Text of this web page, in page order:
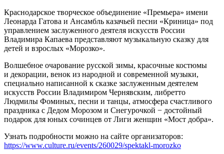
Краснодарское творческое объединение «Премьера» имени
Леонарда Гатова и Ансамбль казачьей песни «Криница» под
управлением заслуженного деятеля искусств России
Владимира Капаева представляют музыкальную сказку для
детей и взрослых «Морозко».
Волшебное очарование русской зимы, красочные костюмы
и декорации, венок из народной и современной музыки,
специально написанной к сказке заслуженным деятелем
искусств России Владимиром Чернявским, либретто
Людмилы Фоминых, песни и танцы, атмосфера счастливого
праздника с Дедом Морозом и Снегурочкой − достойный
подарок для юных сочинцев от Лиги женщин «Мост добра».
Узнать подробности можно на сайте организаторов:
https://www.culture.ru/events/260029/spektakl-morozko